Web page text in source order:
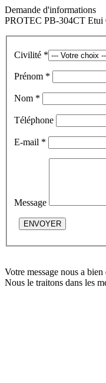
Demande d'informations
PROTEC PB-304CT
Civilité *
Prénom *
Nom *
Téléphone
E-mail *
Message
ENVOYER
Votre message nous a bien
Nous le traitons dans les